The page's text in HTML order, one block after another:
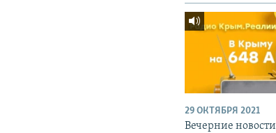
29 ОКТЯБРЯ 2021
Вечерние новости